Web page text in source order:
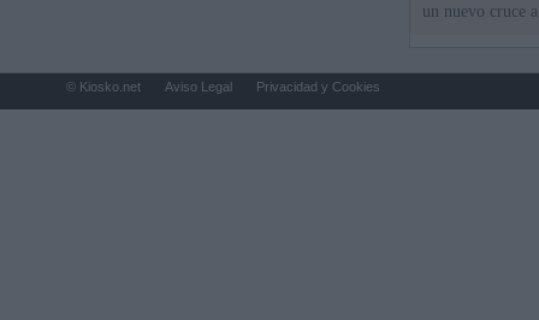
un nuevo cruce
© Kiosko.net Aviso Legal Privacidad y Cookies